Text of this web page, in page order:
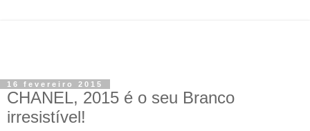
16 fevereiro 2015
CHANEL, 2015 é o seu Branco
irresistível!